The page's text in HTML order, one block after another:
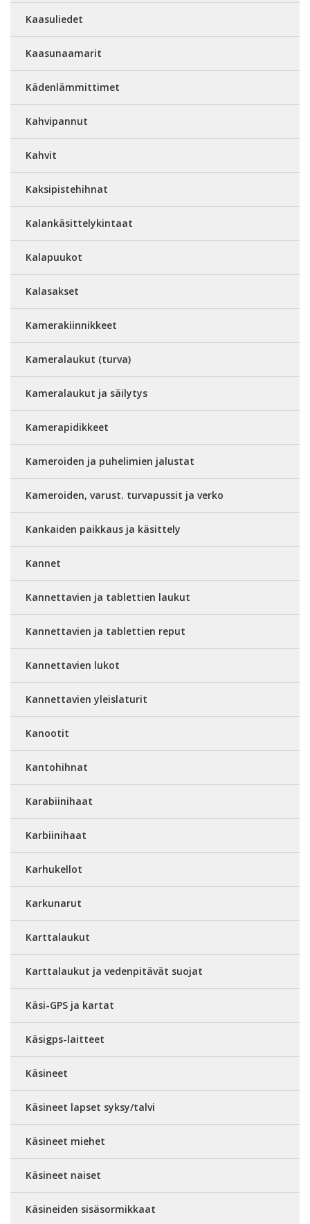
Kaasuliedet
Kaasunaamarit
Kädenlämmittimet
Kahvipannut
Kahvit
Kaksipistehihnat
Kalankäsittelykintaat
Kalapuukot
Kalasakset
Kamerakiinnikkeet
Kameralaukut (turva)
Kameralaukut ja säilytys
Kamerapidikkeet
Kameroiden ja puhelimien jalustat
Kameroiden, varust. turvapussit ja verko
Kankaiden paikkaus ja käsittely
Kannet
Kannettavien ja tablettien laukut
Kannettavien ja tablettien reput
Kannettavien lukot
Kannettavien yleislaturit
Kanootit
Kantohihnat
Karabiinihaat
Karbiinihaat
Karhukellot
Karkunarut
Karttalaukut
Karttalaukut ja vedenpitävät suojat
Käsi-GPS ja kartat
Käsigps-laitteet
Käsineet
Käsineet lapset syksy/talvi
Käsineet miehet
Käsineet naiset
Käsineiden sisäsormikkaat